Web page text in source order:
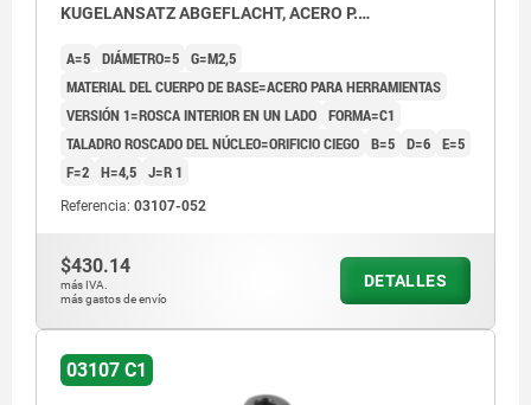
ciego
orificio ciego
C3) Rosca interior en ambos lados con
KUGELANSATZ ABGEFLACHT, ACERO P.
A=5 DIÁMETRO=5 G=M2,5
MATERIAL DEL CUERPO DE BASE=ACERO PARA HERRAMIENTAS
VERSIÓN 1=ROSCA INTERIOR EN UN LADO FORMA=C1
TALADRO ROSCADO DEL NÚCLEO=ORIFICIO CIEGO B=5 D=6 E=5
F=2 H=4,5 J=R 1
Referencia: 03107-052
$430.14
más IVA.
más gastos de envío
DETALLES
03107 C1